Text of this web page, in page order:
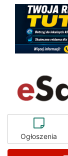
Ogłoszenia